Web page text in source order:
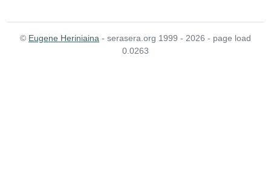
© Eugene Heriniaina - serasera.org 1999 - 2026 - page load
0.0263